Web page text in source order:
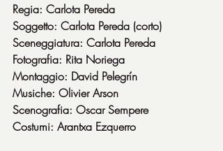
Regia: Carlota Pereda
Soggetto: Carlota Pereda (corto)
Sceneggiatura: Carlota Pereda
Fotografia: Rita Noriega
Montaggio: David Pelegrín
Musiche: Olivier Arson
Scenografia: Oscar Sempere
Costumi: Arantxa Ezquerro